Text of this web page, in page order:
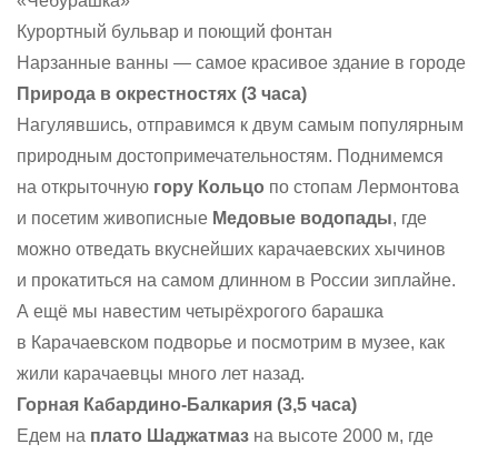
Курортный бульвар и поющий фонтан
Нарзанные ванны — самое красивое здание в городе
Природа в окрестностях (3 часа)
Нагулявшись, отправимся к двум самым популярным
природным достопримечательностям. Поднимемся
на открыточную гору Кольцо по стопам Лермонтова
и посетим живописные Медовые водопады, где
можно отведать вкуснейших карачаевских хычинов
и прокатиться на самом длинном в России зиплайне.
А ещё мы навестим четырёхрогого барашка
в Карачаевском подворье и посмотрим в музее, как
жили карачаевцы много лет назад.
Горная Кабардино-Балкария (3,5 часа)
Едем на плато Шаджатмаз на высоте 2000 м, где